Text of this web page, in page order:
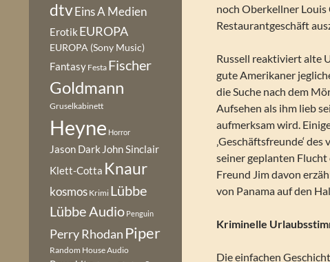
noch Oberkellner Louis
Restaurantgeschäft
Russell reaktiviert alte
gute Amerikaner
die Suche nach dem
Aufsehen als ihm lieb
aufmerksam wird.
‚Geschäftsfreunde‘
seiner geplanten
Freund Jim davon
von Panama auf den
Kriminelle
Die einfachen
dtvEins A Medien
Erotik EUROPA
EUROPA (Sony Music)
Fantasy Festa Fischer
Goldmann
Gruselkabinett
Heyne Horror
Jason Dark John Sinclair
Klett-Cotta Knaur
kosmos Krimi Lübbe
Lübbe Audio Penguin
Perry Rhodan Piper
Random House Audio